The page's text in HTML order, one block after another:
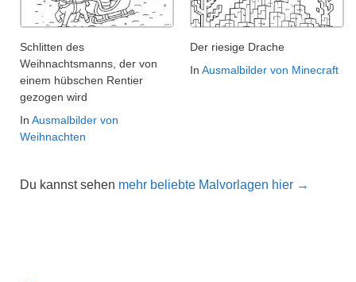
Schlitten des
Weihnachtsmanns, der von
einem hübschen Rentier
gezogen wird
In Ausmalbilder von
Weihnachten
Der riesige Drache
In Ausmalbilder von Minecraft
Du kannst sehen mehr beliebte Malvorlagen hier →